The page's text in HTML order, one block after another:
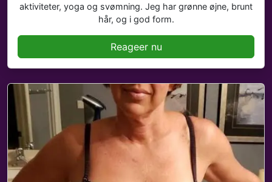
aktiviteter, yoga og svømning. Jeg har grønne øjne, brunt
hår, og i god form.
Reageer nu